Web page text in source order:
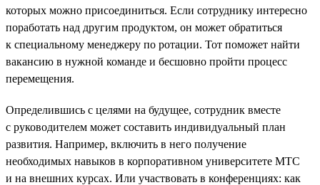
которых можно присоединиться. Если сотруднику интересно
поработать над другим продуктом, он может обратиться
к специальному менеджеру по ротации. Тот поможет найти
вакансию в нужной команде и бесшовно пройти процесс
перемещения.
Определившись с целями на будущее, сотрудник вместе
с руководителем может составить индивидуальный план
развития. Например, включить в него получение
необходимых навыков в корпоративном университете МТС
и на внешних курсах. Или участвовать в конференциях: как